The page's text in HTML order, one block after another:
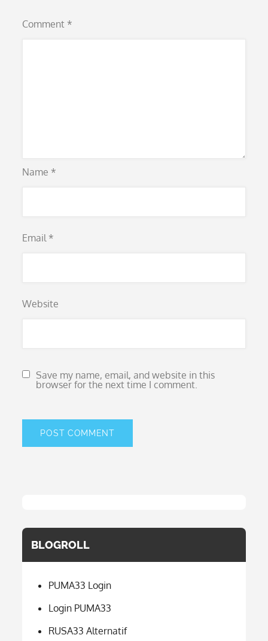
Comment *
Name *
Email *
Website
Save my name, email, and website in this
browser for the next time I comment.
BLOGROLL
PUMA33 Login
Login PUMA33
RUSA33 Alternatif